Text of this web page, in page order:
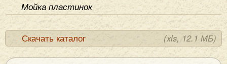
Мойка пластинок
Скачать каталог (xls, 12.1 МБ)